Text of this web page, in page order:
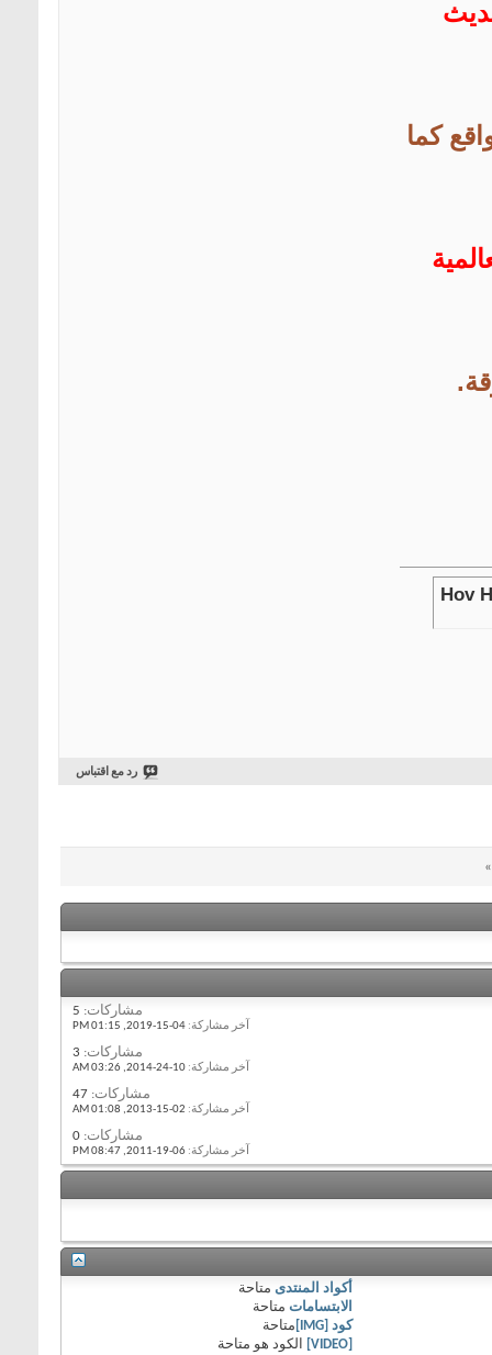
كما
Hov
رد مع اقتباس
»
مشاركات:
آخر مشاركة: 01:15 PM
مشاركات:
آخر مشاركة: 03:26 AM
مشاركات:
آخر مشاركة: 01:08 AM
مشاركات:
آخر مشاركة: 08:47 PM
أكواد المنتدى متاحة
الابتسامات متاحة
كود [IMG]
متاحة
الكود هو متاحة